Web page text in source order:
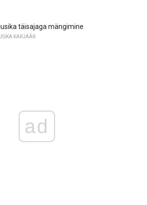
täisajaga mängimine
KARJÄÄR
ad